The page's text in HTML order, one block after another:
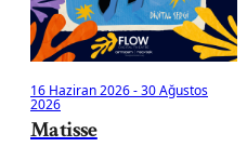
16 Haziran 2026-30 Ağustos
2026
Matisse